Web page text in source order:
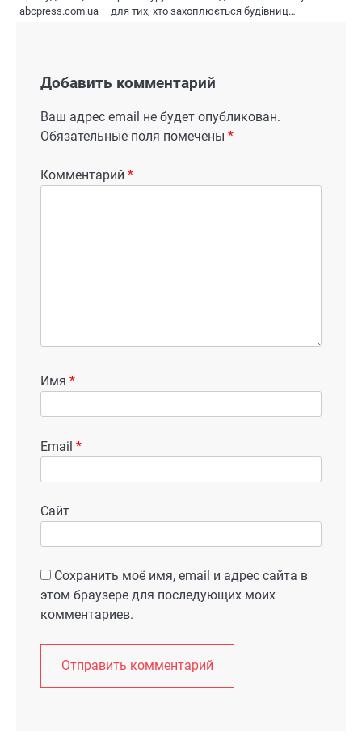
abcpress.com.ua – для тих, хто захоплюється будівниц…
Добавить комментарий
Ваш адрес email не будет опубликован.
Обязательные поля помечены *
Комментарий *
Имя *
Email *
Сайт
Сохранить моё имя, email и адрес сайта в
этом браузере для последующих моих
комментариев.